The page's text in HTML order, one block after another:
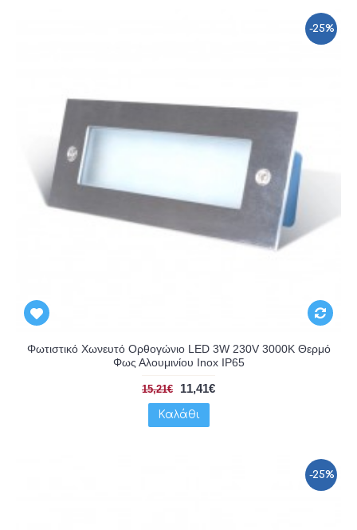
-25%
Φωτιστικό Χωνευτό Ορθογώνιο LED 3W 230V 3000K Θερμό
Φως Αλουμινίου Inox IP65
15,21€ 11,41€
Καλάθι
-25%